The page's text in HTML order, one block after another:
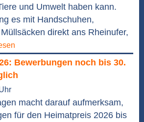
und Umwelt haben kann.
es mit Handschuhen,
direkt ans Rheinufer,
Bewerbungen noch bis 30.
macht darauf aufmerksam,
für den Heimatpreis 2026 bis